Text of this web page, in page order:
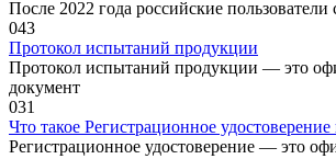
После 2022 года российские пользователи
043
Протокол испытаний продукции
Протокол испытаний продукции — это
документ
031
Что такое Регистрационное
Регистрационное удостоверение — это